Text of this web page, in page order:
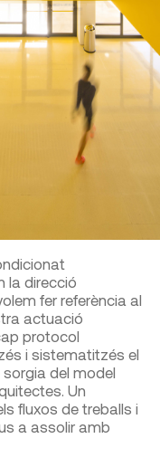
la direcció
fer referència al
actuació
protocol
i sistematitzés el
del model
Un
fluxos de treballs i
a assolir amb